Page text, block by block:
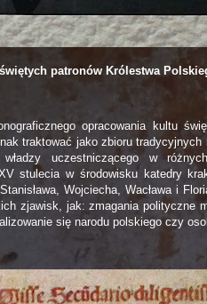
patronów Królestwa
opracowania kultu
traktować jako zbioru
władzy uczestniczącego w
stulecia w środowisku katedry
Wojciecha, Wacława i
zjawisk, jak: zmagania polityczne
się narodu polskiego czy